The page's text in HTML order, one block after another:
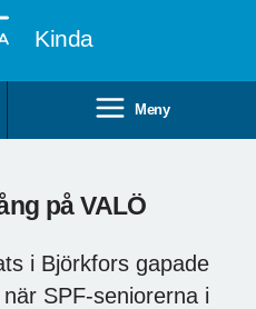
Kinda
Meny
på VALÖ
i Björkfors gapade
SPF-seniorerna i